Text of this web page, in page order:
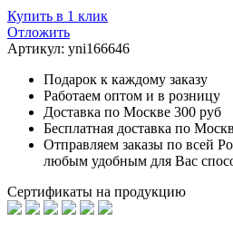
Купить в 1 клик
Отложить
Артикул: yni166646
Подарок к каждому заказу
Работаем оптом и в розницу
Доставка по Москве 300 руб
Бесплатная доставка по
Отправляем заказы по всей
любым удобным для Вас
Сертификаты на продукцию